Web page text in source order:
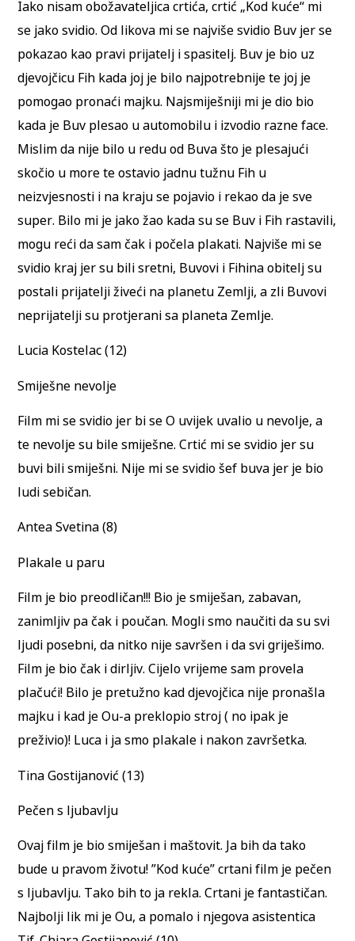
Iako nisam obožavateljica crtića, crtić „Kod kuće“ mi
se jako svidio. Od likova mi se najviše svidio Buv jer se
pokazao kao pravi prijatelj i spasitelj. Buv je bio uz
djevojčicu Fih kada joj je bilo najpotrebnije te joj je
pomogao pronaći majku. Najsmiješniji mi je dio bio
kada je Buv plesao u automobilu i izvodio razne face.
Mislim da nije bilo u redu od Buva što je plesajući
skočio u more te ostavio jadnu tužnu Fih u
neizvjesnosti i na kraju se pojavio i rekao da je sve
super. Bilo mi je jako žao kada su se Buv i Fih rastavili,
mogu reći da sam čak i počela plakati. Najviše mi se
svidio kraj jer su bili sretni, Buvovi i Fihina obitelj su
postali prijatelji živeći na planetu Zemlji, a zli Buvovi
neprijatelji su protjerani sa planeta Zemlje.
Lucia Kostelac (12)
Smiješne nevolje
Film mi se svidio jer bi se O uvijek uvalio u nevolje, a
te nevolje su bile smiješne. Crtić mi se svidio jer su
buvi bili smiješni. Nije mi se svidio šef buva jer je bio
ludi sebičan.
Antea Svetina (8)
Plakale u paru
Film je bio preodličan!!! Bio je smiješan, zabavan,
zanimljiv pa čak i poučan. Mogli smo naučiti da su svi
ljudi posebni, da nitko nije savršen i da svi griješimo.
Film je bio čak i dirljiv. Cijelo vrijeme sam provela
plačući! Bilo je pretužno kad djevojčica nije pronašla
majku i kad je Ou-a preklopio stroj ( no ipak je
preživio)! Luca i ja smo plakale i nakon završetka.
Tina Gostijanović (13)
Pečen s ljubavlju
Ovaj film je bio smiješan i maštovit. Ja bih da tako
bude u pravom životu! ”Kod kuće” crtani film je pečen
s ljubavlju. Tako bih to ja rekla. Crtani je fantastičan.
Najbolji lik mi je Ou, a pomalo i njegova asistentica